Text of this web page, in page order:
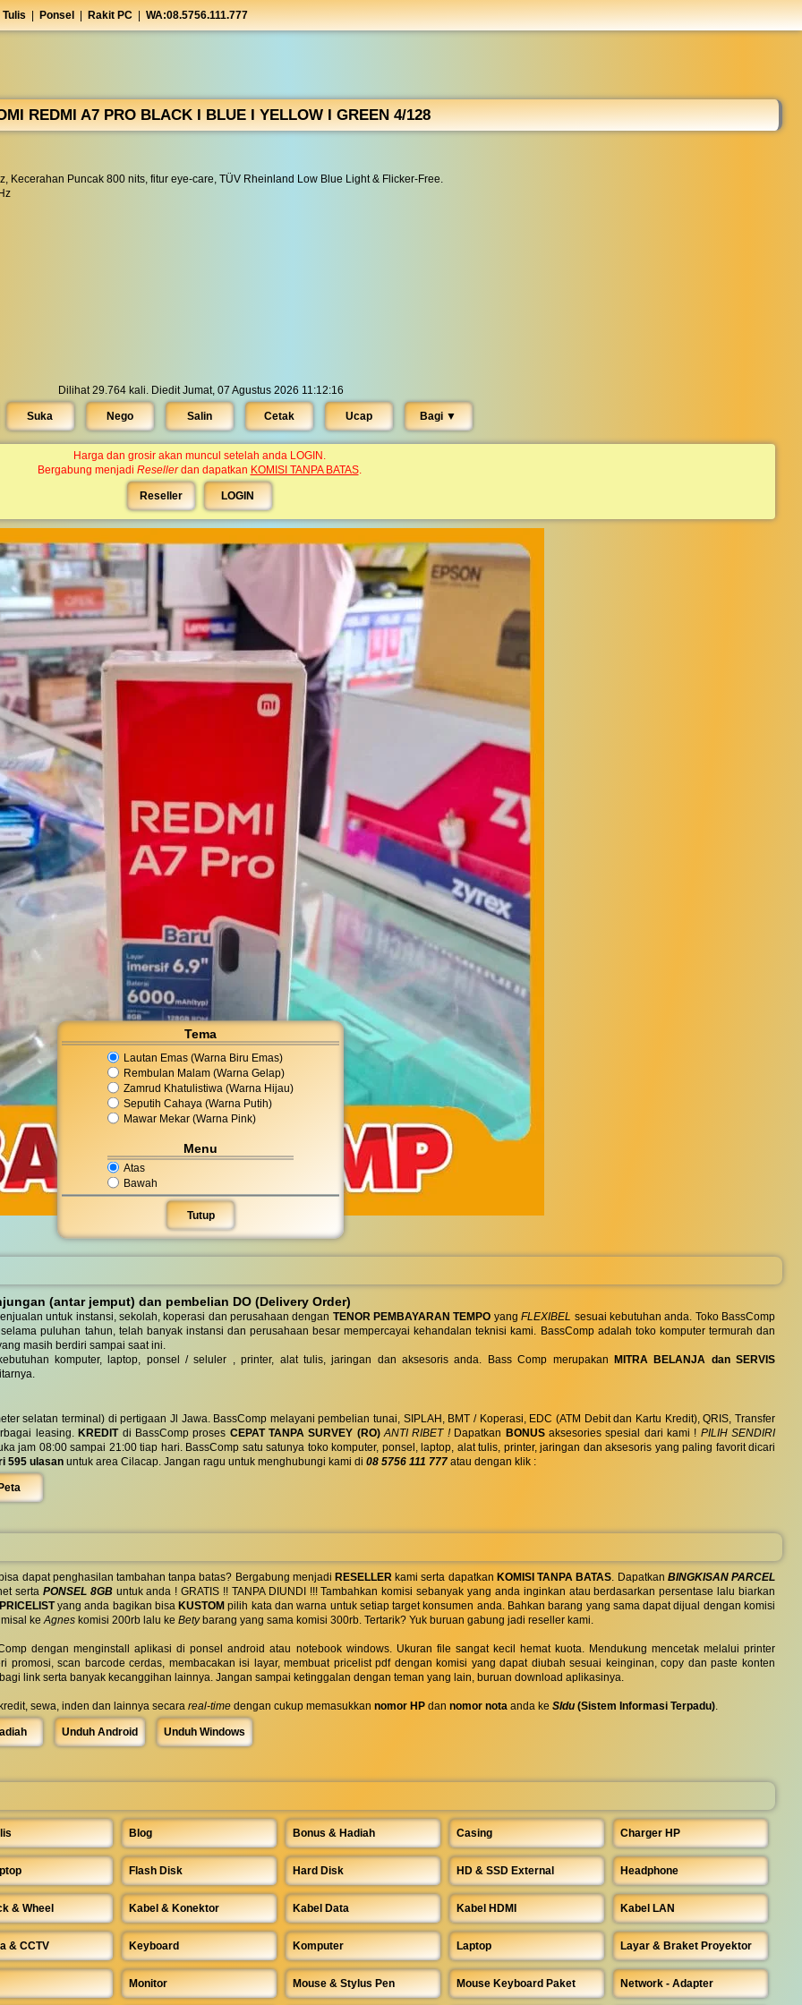
Tema
Lautan Emas (Warna Biru Emas)
Rembulan Malam (Warna Gelap)
Zamrud Khatulistiwa (Warna Hijau)
Seputih Cahaya (Warna Putih)
Mawar Mekar (Warna Pink)
Menu
Atas
Bawah
Tutup
Ponsel Rakit PC WA:08.5756.111.777
REDMI A7 PRO BLACK I BLUE I YELLOW I GREEN 4/128
Puncak 800 nits, fitur eye-care, TÜV Rheinland Low Blue Light & Flicker-Free.
Dilihat 29.764 kali. Diedit Jumat, 07 Agustus 2026 11:12:16
Suka Nego Salin Cetak Ucap Bagi ▼︎
Harga dan grosir akan muncul setelah anda LOGIN.
Bergabung menjadi Resellerdan dapatkan KOMISI TANPA BATAS.
Reseller LOGIN
(antar jemput) dan pembelian DO (Delivery Order)
untuk instansi, sekolah, koperasi dan perusahaan dengan TENOR PEMBAYARAN TEMPO yangFLEXIBEL sesuai kebutuhan anda. Toko BassComp
puluhan tahun, telah banyak instansi dan perusahaan besar mempercayai kehandalan teknisi kami. BassComp adalah toko komputer termurah dan
masih berdiri sampai saat ini.
komputer, laptop, ponsel / seluler , printer, alat tulis, jaringan dan aksesoris anda. Bass Comp merupakan
MITRA BELANJA dan SERVIS
selatan terminal) di pertigaan Jl Jawa. BassComp melayani pembelian tunai, SIPLAH, BMT / Koperasi, EDC (ATM Debit dan Kartu Kredit), QRIS, Transfer
leasing. KREDITdi BassComp proses CEPAT TANPA SURVEY (RO) ANTI RIBET !Dapatkan BONUSaksesories spesial dari kami ! PILIH SENDIRI
jam 08:00 sampai 21:00 tiap hari. BassComp satu satunya toko komputer, ponsel, laptop, alat tulis, printer, jaringan dan aksesoris yang paling favorit dicari
595 ulasan untuk area Cilacap. Jangan ragu untuk menghubungi kami di 08 5756 111 777 atau dengan klik :
dapat penghasilan tambahan tanpa batas? Bergabung menjadi RESELLER kami serta dapatkan KOMISI TANPA BATAS. Dapatkan BINGKISAN PARCEL
serta PONSEL 8GBuntuk anda ! GRATIS !! TANPA DIUNDI !!! Tambahkan komisi sebanyak yang anda inginkan atau berdasarkan persentase lalu biarkan
yang anda bagikan bisa KUSTOM pilih kata dan warna untuk setiap target konsumen anda. Bahkan barang yang sama dapat dijual dengan komisi
misal keAgnes komisi 200rb lalu ke Betybarang yang sama komisi 300rb. Tertarik? Yuk buruan gabung jadi reseller kami.
dengan menginstall aplikasi di ponsel android atau notebook windows. Ukuran file sangat kecil hemat kuota. Mendukung mencetak melalui printer
promosi, scan barcode cerdas, membacakan isi layar, membuat pricelist pdf dengan komisi yang dapat diubah sesuai keinginan, copy dan paste konten
link serta banyak kecanggihan lainnya. Jangan sampai ketinggalan dengan teman yang lain, buruan download aplikasinya.
sewa, inden dan lainnya secara real-time dengan cukup memasukkan nomor HP dan nomor nota anda ke SIdu (Sistem Informasi Terpadu).
Unduh Android Unduh Windows
Blog Bonus & Hadiah Casing Charger HP
Flash Disk Hard Disk HD & SSD External Headphone
& Wheel Kabel & Konektor Kabel Data Kabel HDMI Kabel LAN
& CCTV Keyboard Komputer Laptop Layar & Braket Proyektor
Monitor Mouse & Stylus Pen Mouse Keyboard Paket Network - Adapter